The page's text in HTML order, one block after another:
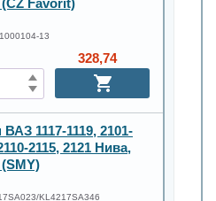
Favorit)
13
328,74
1117-1119, 2101-
2115, 2121 Нива,
KL4217SA346